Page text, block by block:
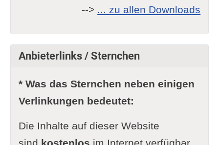
--> ... zu allen Downloads
Anbieterlinks / Sternchen
* Was das Sternchen neben einigen
Verlinkungen bedeutet:
Die Inhalte auf dieser Website
sind kostenlos im Internet verfügbar